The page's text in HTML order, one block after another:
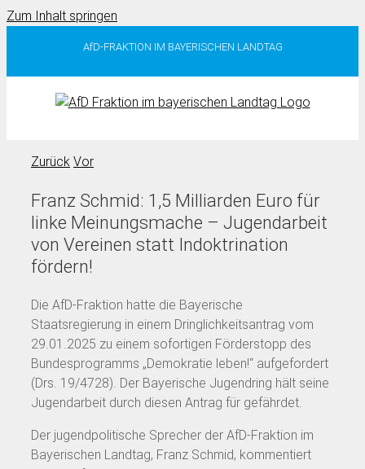
Zum Inhalt springen
AfD-FRAKTION IM BAYERISCHEN LANDTAG
Zurück Vor
Franz Schmid: 1,5 Milliarden Euro für
linke Meinungsmache – Jugendarbeit
von Vereinen statt Indoktrination
fördern!
Die AfD-Fraktion hatte die Bayerische
Staatsregierung in einem Dringlichkeitsantrag vom
29.01.2025 zu einem sofortigen Förderstopp des
Bundesprogramms „Demokratie leben!“ aufgefordert
(Drs. 19/4728). Der Bayerische Jugendring hält seine
Jugendarbeit durch diesen Antrag für gefährdet.
Der jugendpolitische Sprecher der AfD-Fraktion im
Bayerischen Landtag, Franz Schmid, kommentiert